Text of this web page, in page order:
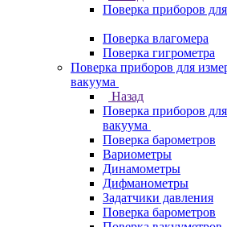
Поверка приборов
Поверка влагомера
Поверка гигрометра
Поверка приборов для
вакуума
Назад
Поверка приборов
вакуума
Поверка барометров
Вариометры
Динамометры
Дифманометры
Задатчики давления
Поверка барометров